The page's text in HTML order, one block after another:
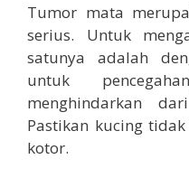
Tumor mata
serius. Untuk
satunya adalah
untuk
menghindarkan
Pastikan kucing
kotor.